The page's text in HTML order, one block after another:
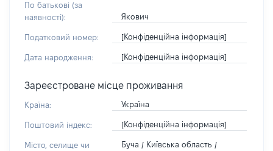
По батькові (за
наявності):
Якович
Податковий номер: [Конфіденційна інформація]
Дата народження: [Конфіденційна інформація]
Зареєстроване місце проживання
Країна: Україна
Поштовий індекс: [Конфіденційна інформація]
Місто, селище чи
Буча / Київська область /